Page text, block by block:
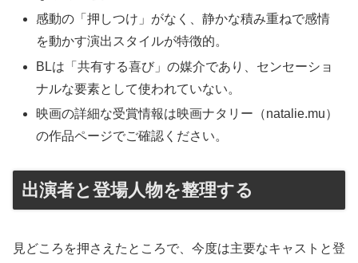
感動の「押しつけ」がなく、静かな積み重ねで感情
を動かす演出スタイルが特徴的。
BLは「共有する喜び」の媒介であり、センセーショ
ナルな要素として使われていない。
映画の詳細な受賞情報は映画ナタリー（natalie.mu）
の作品ページでご確認ください。
出演者と登場人物を整理する
見どころを押さえたところで、今度は主要なキャストと登